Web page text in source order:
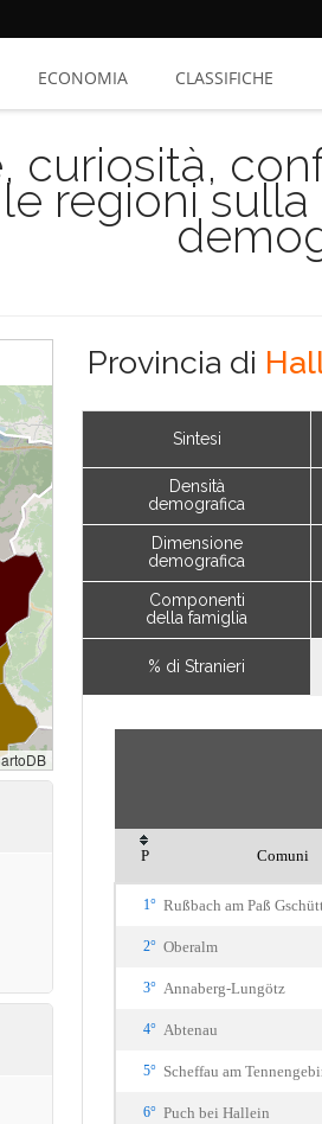
ECONOMIA CLASSIFICHE
curiosità,
regioni
Provincia di
Sintesi
Densità
demografica
Dimensione
demografica
Componenti
della famiglia
% di Stranieri
P Comuni
1° Rußbach am Paß
2° Oberalm
3° Annaberg-Lungötz
4° Abtenau
5° Scheffau am
6° Puch bei Hallein